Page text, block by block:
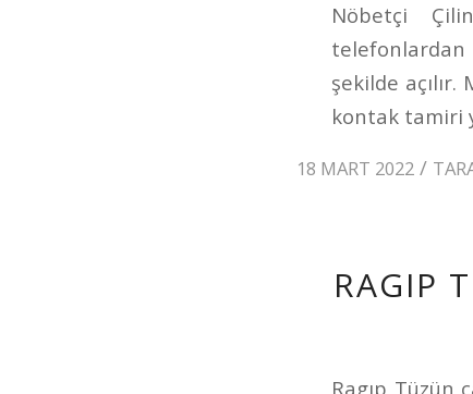
Nöbetçi
telefonlardan
şekilde
kontak tamiri
18 MART 2022 /
RAGIP
Ragıp Tüzün